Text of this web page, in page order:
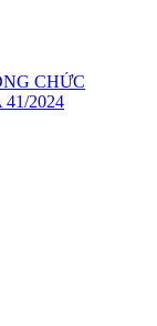
CHỨC
2024